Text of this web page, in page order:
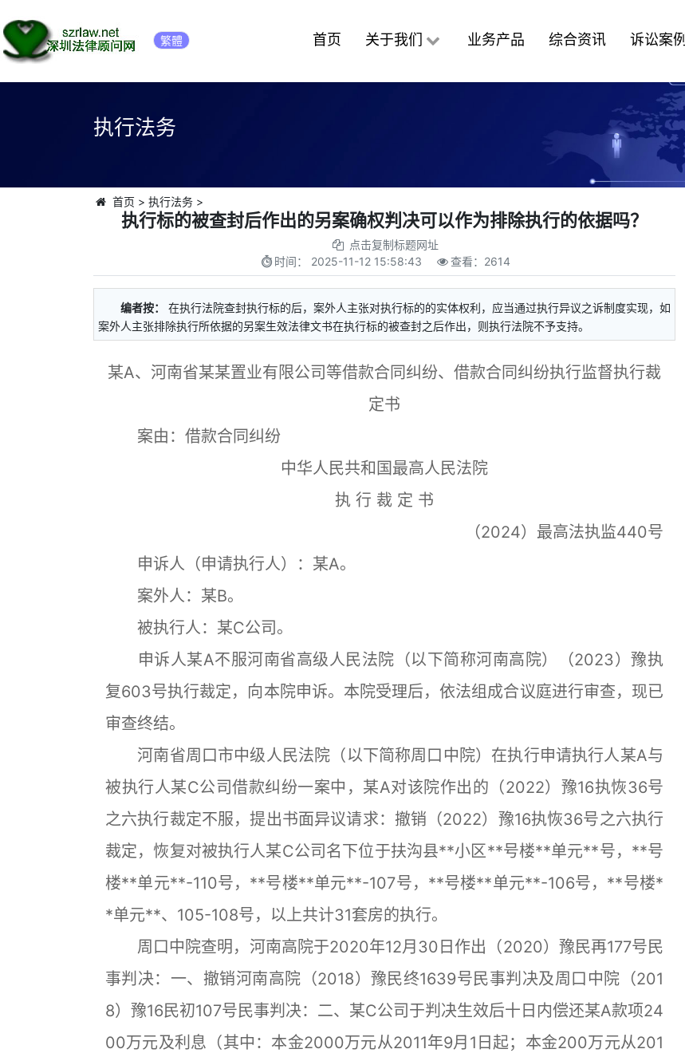
繁體 首页 关于我们 业务产品 综合资讯 诉讼案例
执行法务
首页 > 执行法务>
执行标的被查封后作出的另案确权判决可以作为排除执行的依据吗？
点击复制标题网址
时间： 2025-11-12 15:58:43 查看： 2614
编者按：
在执行法院查封执行标的后，案外人主张对执行标的的实体权利，应当通过执行异议之诉制度实现，如
案外人主张排除执行所依据的另案生效法律文书在执行标的被查封之后作出，则执行法院不予支持。
某A、河南省某某置业有限公司等借款合同纠纷、借款合同纠纷执行监督执行裁
定书
案由：借款合同纠纷
中华人民共和国最高人民法院
执 行 裁 定 书
（2024）最高法执监440号
申诉人（申请执行人）：某A。
案外人：某B。
被执行人：某C公司。
申诉人某A不服河南省高级人民法院（以下简称河南高院）（2023）豫执
复603号执行裁定，向本院申诉。本院受理后，依法组成合议庭进行审查，现已
审查终结。
河南省周口市中级人民法院（以下简称周口中院）在执行申请执行人某A与
被执行人某C公司借款纠纷一案中，某A对该院作出的（2022）豫16执恢36号
之六执行裁定不服，提出书面异议请求：撤销（2022）豫16执恢36号之六执行
裁定，恢复对被执行人某C公司名下位于扶沟县**小区**号楼**单元**号，**号
楼**单元**-110号，**号楼**单元**-107号，**号楼**单元**-106号，**号楼*
*单元**、105-108号，以上共计31套房的执行。
周口中院查明，河南高院于2020年12月30日作出（2020）豫民再177号民
事判决：一、撤销河南高院（2018）豫民终1639号民事判决及周口中院（201
8）豫16民初107号民事判决：二、某C公司于判决生效后十日内偿还某A款项24
00万元及利息（其中：本金2000万元从2011年9月1日起；本金200万元从201